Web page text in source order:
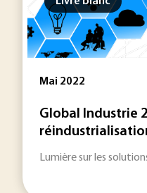
Mai 2022
Global Industrie
Lumière sur les